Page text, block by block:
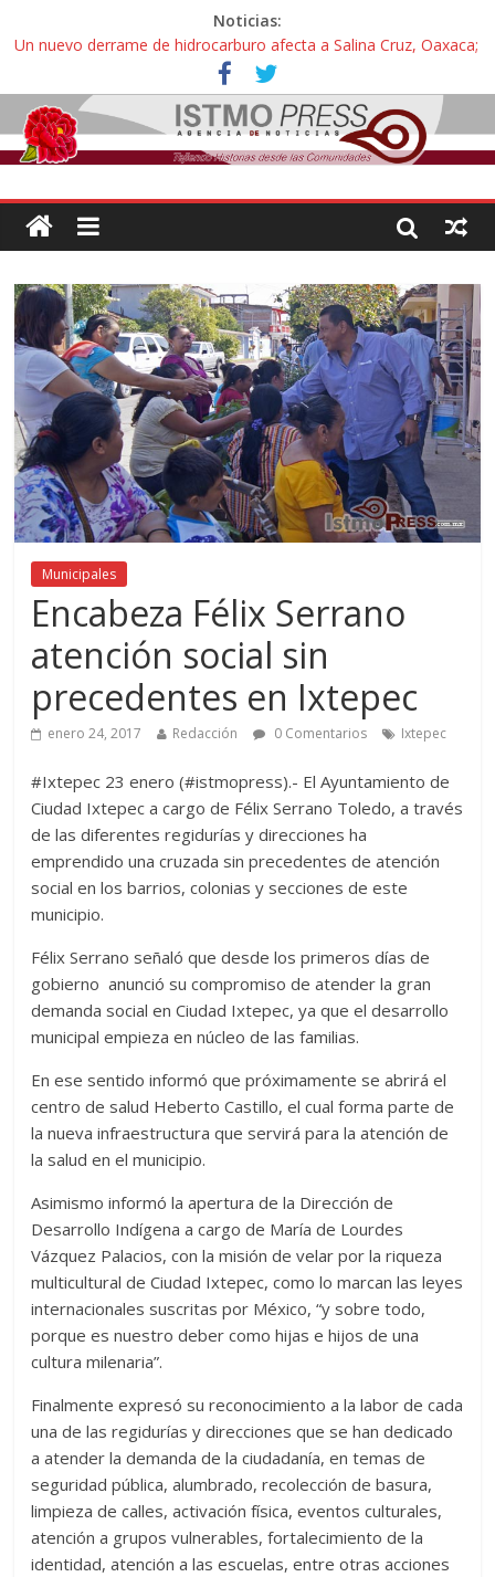
Noticias:
Un nuevo derrame de hidrocarburo afecta a Salina Cruz, Oaxaca;
ahora pescadores de Salinas del Marqués denuncian daños de
Pemex
Ángel, el joven autista expulsado por la Universidad Bienestar de
Ixtepec, Oaxaca vuelve a las aulas tras amparo
Familiares de periodista Alejandro Leyva se reúnen con titular de
intelectuales de su asesinato
Alertan pescadores de Juchitán, Oaxaca de nuevo despojo de su
Pescadores y comuneros ikoots detienen la extracción ilegal de
material pétreo de gravera Oyamel
Municipales
Encabeza Félix Serrano
atención social sin
precedentes en Ixtepec
enero 24, 2017 Redacción 0 Comentarios Ixtepec
#Ixtepec 23 enero (#istmopress).- El Ayuntamiento de
Ciudad Ixtepec a cargo de Félix Serrano Toledo, a través
de las diferentes regidurías y direcciones ha
emprendido una cruzada sin precedentes de atención
social en los barrios, colonias y secciones de este
municipio.
Félix Serrano señaló que desde los primeros días de
gobierno anunció su compromiso de atender la gran
demanda social en Ciudad Ixtepec, ya que el desarrollo
municipal empieza en núcleo de las familias.
En ese sentido informó que próximamente se abrirá el
centro de salud Heberto Castillo, el cual forma parte de
la nueva infraestructura que servirá para la atención de
la salud en el municipio.
Asimismo informó la apertura de la Dirección de
Desarrollo Indígena a cargo de María de Lourdes
Vázquez Palacios, con la misión de velar por la riqueza
multicultural de Ciudad Ixtepec, como lo marcan las leyes
internacionales suscritas por México, “y sobre todo,
porque es nuestro deber como hijas e hijos de una
cultura milenaria”.
Finalmente expresó su reconocimiento a la labor de cada
una de las regidurías y direcciones que se han dedicado
a atender la demanda de la ciudadanía, en temas de
seguridad pública, alumbrado, recolección de basura,
limpieza de calles, activación física, eventos culturales,
atención a grupos vulnerables, fortalecimiento de la
identidad, atención a las escuelas, entre otras acciones